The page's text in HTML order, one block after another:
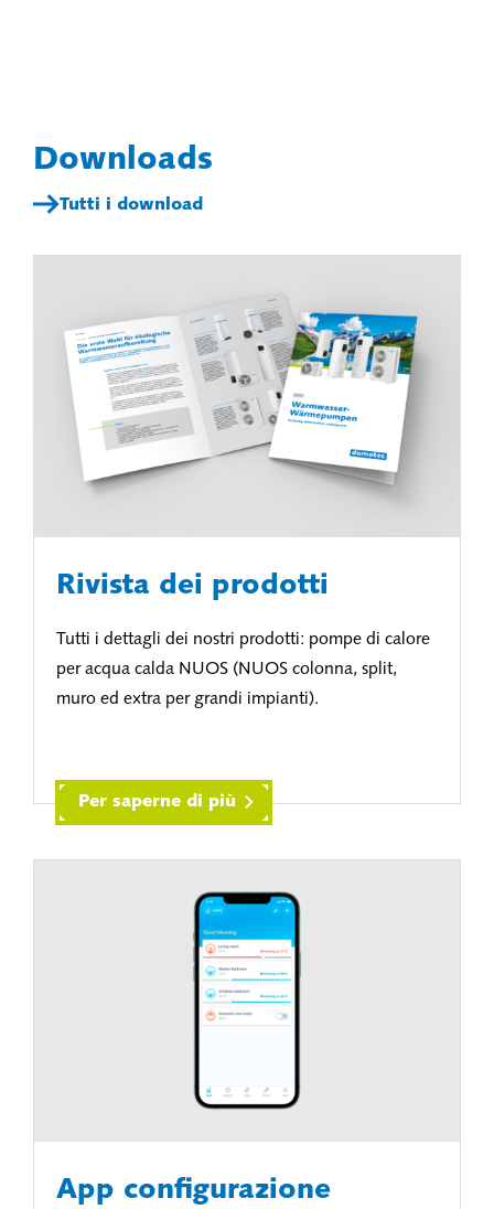
Downloads
Tutti i download
Rivista dei prodotti
Tutti i dettagli dei nostri prodotti: pompe di calore
per acqua calda NUOS (NUOS colonna, split,
muro ed extra per grandi impianti).
Per saperne di più
App configurazione